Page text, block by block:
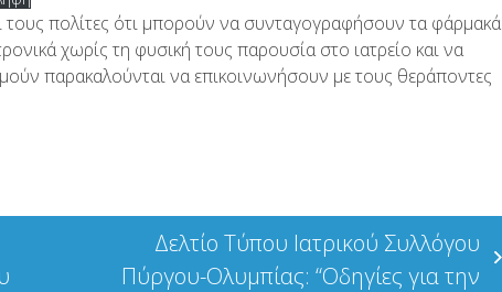
πολίτες ότι μπορούν να συνταγογραφήσουν τα φάρμακά
χωρίς τη φυσική τους παρουσία στο ιατρείο και να
παρακαλούνται να επικοινωνήσουν με τους θεράποντες
Δελτίο Τύπου Ιατρικού Συλλόγου
Πύργου-Ολυμπίας: “Οδηγίες για την